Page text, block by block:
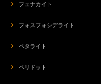
フェナカイト
フォスフォシデライト
ペタライト
ペリドット